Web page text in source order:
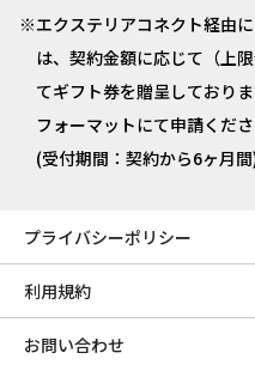
エクステリアコネクト経由
は、契約金額に応じて（上
てギフト券を贈呈しており
フォーマットにて申請くだ
(受付期間：契約から6ヶ月
プライバシーポリシー
利用規約
お問い合わせ